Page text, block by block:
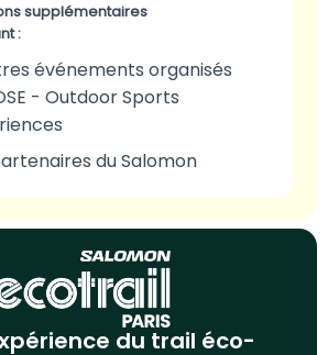
du trail éco-